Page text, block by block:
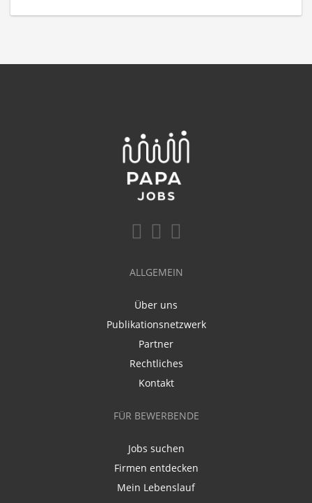
ALLGEMEIN
Über uns
Publikationsnetzwerk
Partner
Rechtliches
Kontakt
FÜR BEWERBENDE
Jobs suchen
Firmen entdecken
Mein Lebenslauf